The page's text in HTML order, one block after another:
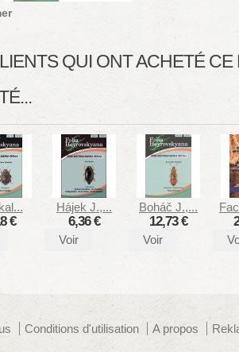
QUI ONT ACHETÉ
€
Hájek J.,...
6,36 €
Voir
Boháč J.,...
12,73 €
Voir
Conditions d'utilisation A propos